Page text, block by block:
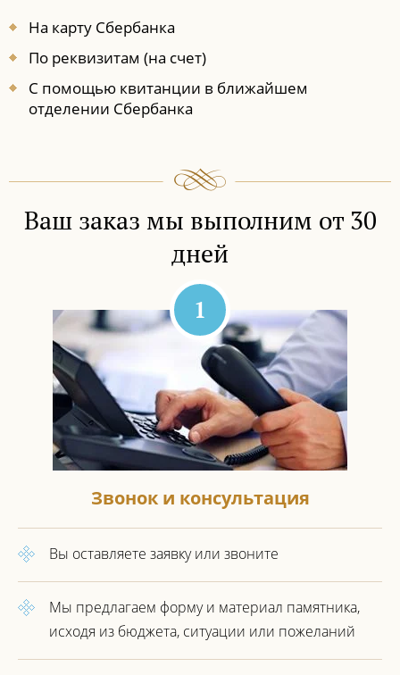
На карту Сбербанка
По реквизитам (на счет)
С помощью квитанции в ближайшем
отделении Сбербанка
Ваш заказ мы выполним от 30
дней
1
Звонок и консультация
Вы оставляете заявку или звоните
Мы предлагаем форму и материал памятника,
исходя из бюджета, ситуации или пожеланий